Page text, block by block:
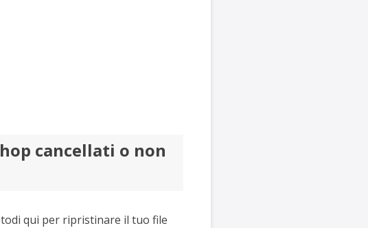
cancellati o non
qui per ripristinare il tuo file